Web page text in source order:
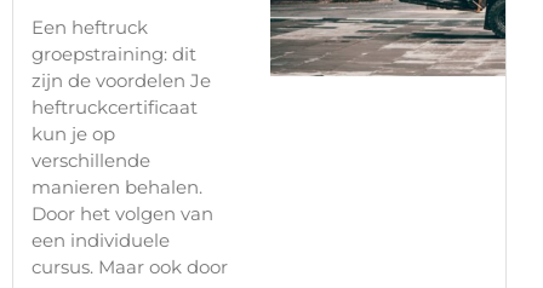
Een heftruck
groepstraining: dit
zijn de voordelen Je
heftruckcertificaat
kun je op
verschillende
manieren behalen.
Door het volgen van
een individuele
cursus. Maar ook door